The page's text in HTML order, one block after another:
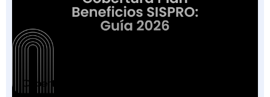
Cobertura Plan Beneficios SISPRO: Guía 2026